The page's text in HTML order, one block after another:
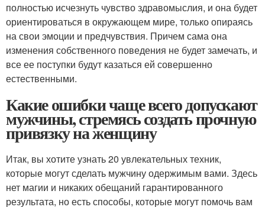
полностью исчезнуть чувство здравомыслия, и она будет
ориентироваться в окружающем мире, только опираясь
на свои эмоции и предчувствия. Причем сама она
изменения собственного поведения не будет замечать, и
все ее поступки будут казаться ей совершенно
естественными.
Какие ошибки чаще всего допускают
мужчины, стремясь создать прочную
привязку на женщину
Итак, вы хотите узнать 20 увлекательных техник,
которые могут сделать мужчину одержимым вами. Здесь
нет магии и никаких обещаний гарантированного
результата, но есть способы, которые могут помочь вам